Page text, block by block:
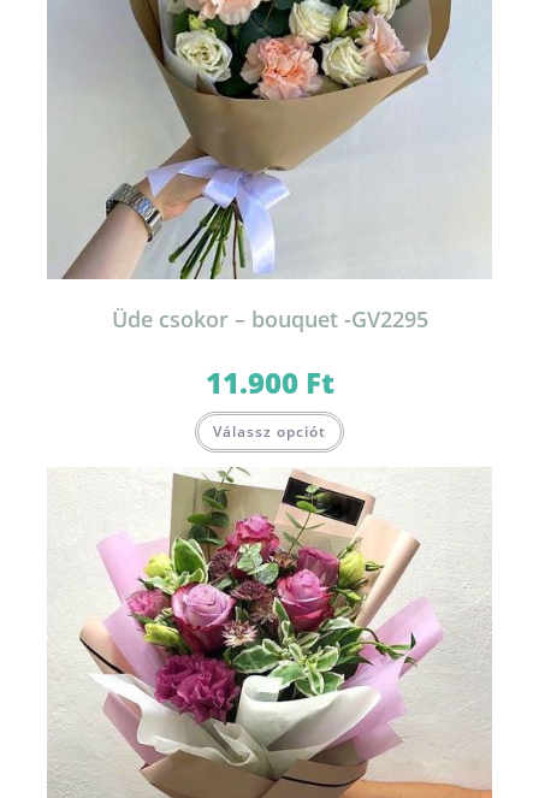
Üde csokor – bouquet -GV2295
11.900 Ft
Válassz opciót